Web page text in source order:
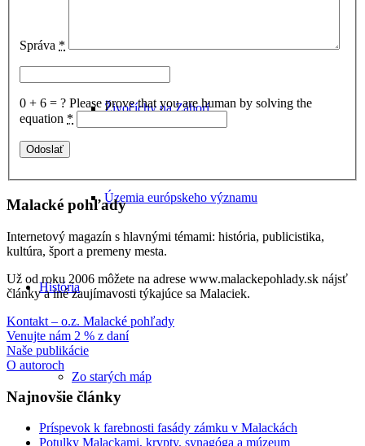
Živočíchy na Záhorí
Územia európskeho významu
História
Zo starých máp
Správa *
0 + 6 = ? Please prove that you are human by solving the
equation *
Malacké pohľady
Internetový magazín s hlavnými témami: história, publicistika,
kultúra, šport a premeny mesta.
Už od roku 2006 môžete na adrese www.malackepohlady.sk nájsť
články a iné zaujímavosti týkajúce sa Malaciek.
Kontakt – o.z. Malacké pohľady
Venujte nám 2 % z daní
Naše publikácie
O autoroch
Najnovšie články
Príspevok k farebnosti fasády zámku v Malackách
Potulky Malackami, krypty, synagóga a múzeum